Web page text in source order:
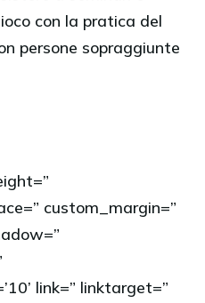
con la pratica del
persone sopraggiunte
custom_margin=”
link=” linktarget=”